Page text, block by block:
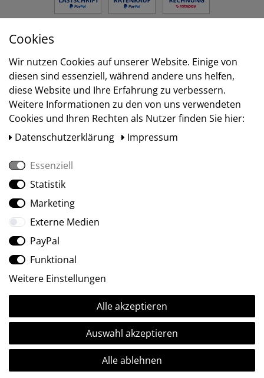
Versand
Social Media
Ⓒ2009-2026 ARTland GmbH • Alle Rechte vorbehalten.
Cookies
Wir nutzen Cookies auf unserer Website. Einige von
diesen sind essenziell, während andere uns helfen,
diese Website und Ihre Erfahrung zu verbessern.
Weitere Informationen zu den von uns verwendeten
Cookies und Ihren Rechten als Nutzer finden Sie hier:
Daten­schutz­erklärung
Impressum
Essenziell
Statistik
Marketing
Externe Medien
PayPal
Funktional
Weitere Einstellungen
Alle akzeptieren
Auswahl akzeptieren
Alle ablehnen